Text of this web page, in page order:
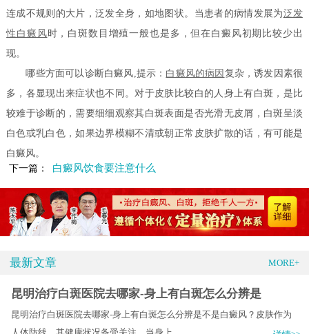
连成不规则的大片，泛发全身，如地图状。当患者的病情发展为泛发
性白癜风时，白斑数目增殖一般也是多，但在白癜风初期比较少出
现。
哪些方面可以诊断白癜风,提示： 白癜风的病因 复杂，诱发因素很
多，各显现出来症状也不同。对于皮肤比较白的人身上有白斑，是比
较难于诊断的，需要细细观察其白斑表面是否光滑无皮屑，白斑呈淡
白色或乳白色，如果边界模糊不清或朝正常皮肤扩散的话，有可能是
白癜风。
下一篇：
白癜风饮食要注意什么
最新文章 MORE+
昆明治疗白斑医院去哪家-身上有白斑怎么分辨是
昆明治疗白斑医院去哪家-身上有白斑怎么分辨是不是白癜风？皮肤作为